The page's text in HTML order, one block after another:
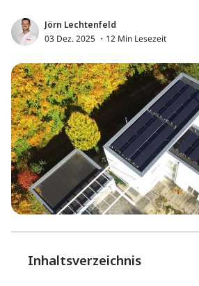
Jörn Lechtenfeld
03 Dez. 2025 ・12 Min Lesezeit
Inhaltsverzeichnis